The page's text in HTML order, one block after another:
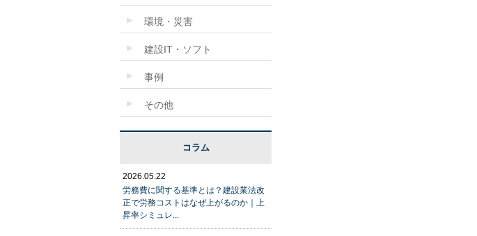
環境・災害
建設IT・ソフト
事例
その他
コラム
2026.05.22
労務費に関する基準とは？建設業法改
正で労務コストはなぜ上がるのか｜上
昇率シミュレ...